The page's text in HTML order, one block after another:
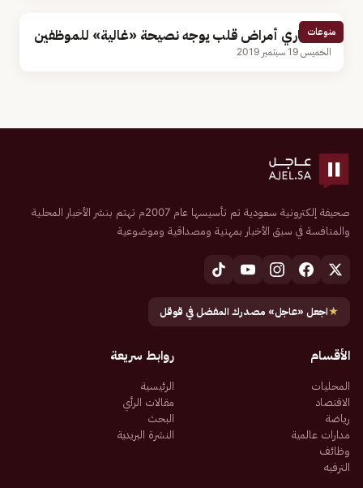
منوعات
استشاري أمراض قلب يوجه نصيحة «غالية» للموظفين
الخميس 19 سبتمبر 2019
صحيفة إلكترونية سعودية تم تأسيسها عام 2007م تهتم بنشر الأخبار المحلية
والمنافسة في سبق الأخبار بمهنية ومصداقية وموضوعية
★اجعل «عاجل» مصدرك المفضل في قوقل
الأقسام
المحليات
الاقتصاد
رياضة
مدارات عالمية
وظائف
الترفيه
روابط سريعة
الرئيسية
مقالات الرأي
البحث
النشرة البريدية